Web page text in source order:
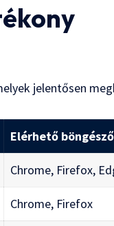
jelentősen
Elérhető
Chrome, Firefox,
Chrome, Firefox